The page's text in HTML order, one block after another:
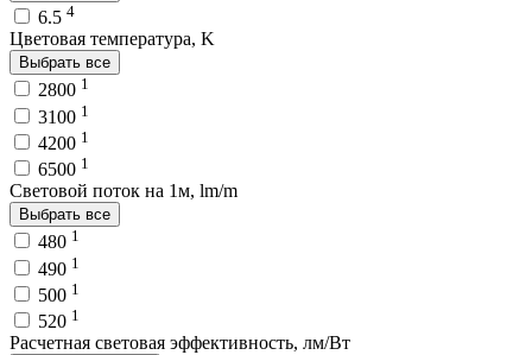
6.5 4
Цветовая температура, K
Выбрать все
2800 1
3100 1
4200 1
6500 1
Световой поток на 1м, lm/m
Выбрать все
480 1
490 1
500 1
520 1
Расчетная световая эффективность, лм/Вт